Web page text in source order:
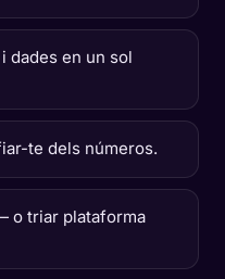
dades en un sol
te dels números.
o triar plataforma